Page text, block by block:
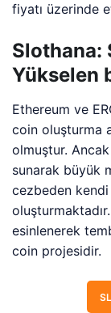
fiyatı üzerinde
Slothana:
Yükselen
Ethereum ve
coin oluşturma
olmuştur.
sunarak büyük
cezbeden
esinlenerek
coin projesidir.